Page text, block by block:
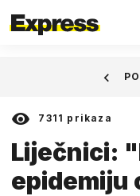
7311 prikaza
Liječnici:
epidemiju